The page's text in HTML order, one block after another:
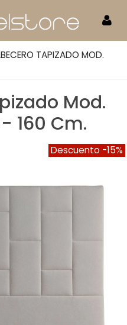
TAPIZADO MOD.
Mod.
160 Cm.
Descuento -15%